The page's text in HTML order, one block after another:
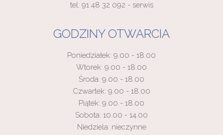
tel: 91 48 32 092 - serwis
GODZINY OTWARCIA
Poniedziałek: 9.00 - 18.00
Wtorek: 9.00 - 18.00
Środa: 9.00 - 18.00
Czwartek: 9.00 - 18.00
Piątek: 9.00 - 18.00
Sobota: 10.00 - 14.00
Niedziela: nieczynne